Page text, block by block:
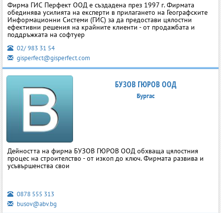
Фирма ГИС Перфект ООД е създадена през 1997 г. Фирмата
обединява усилията на експерти в прилагането на Географските
Информационни Системи (ГИС) за да предостави цялостни
ефективни решения на крайните клиенти - от продажбата и
поддръжката на софтуер
02/ 983 31 54
gisperfect@gisperfect.com
БУЗОВ ГЮРОВ ООД
Бургас
Дейността на фирма БУЗОВ ГЮРОВ ООД обхваща цялостния
процес на строителство - от изкоп до ключ. Фирмата развива и
усъвършенства свои
0878 555 313
busov@abv.bg